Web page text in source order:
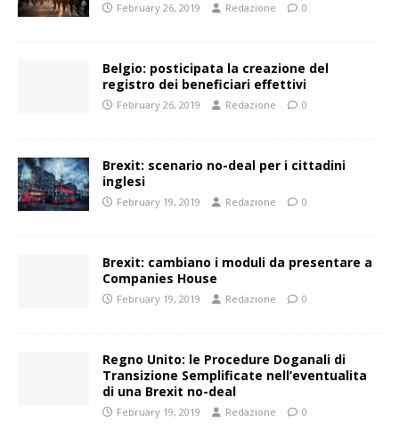
February 26, 2019 Redazione 0
Belgio: posticipata la creazione del
registro dei beneficiari effettivi
February 26, 2019 Redazione 0
Brexit: scenario no-deal per i cittadini
inglesi
February 19, 2019 Redazione 0
Brexit: cambiano i moduli da presentare a
Companies House
February 19, 2019 Redazione 0
Regno Unito: le Procedure Doganali di
Transizione Semplificate nell’eventualita
di una Brexit no-deal
February 19, 2019 Redazione 0